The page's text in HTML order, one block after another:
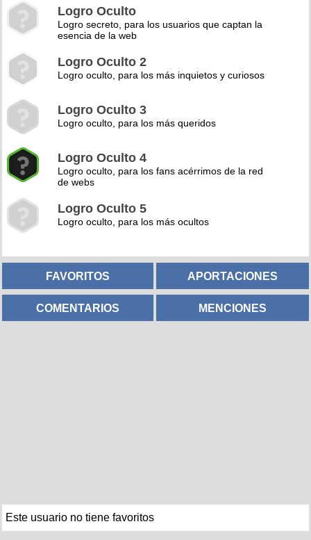
Logro Oculto
Logro secreto, para los usuarios que captan la
esencia de la web
Logro Oculto 2
Logro oculto, para los más inquietos y curiosos
Logro Oculto 3
Logro oculto, para los más queridos
Logro Oculto 4
Logro oculto, para los fans acérrimos de la red
de webs
Logro Oculto 5
Logro oculto, para los más ocultos
FAVORITOS APORTACIONES
COMENTARIOS MENCIONES
Este usuario no tiene favoritos